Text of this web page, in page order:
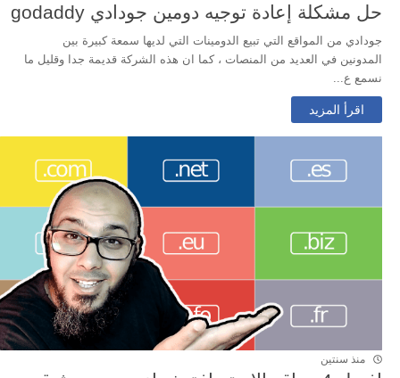
حل مشكلة إعادة توجيه دومين جودادي godaddy
جودادي من المواقع التي تبيع الدومينات التي لديها سمعة كبيرة بين
المدونين في العديد من المنصات ، كما ان هذه الشركة قديمة جدا وقليل ما
نسمع ع...
اقرأ المزيد
منذ سنتين